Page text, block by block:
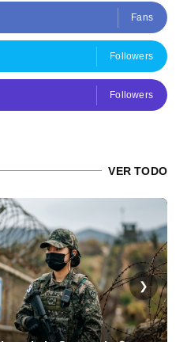
Fans
Followers
Followers
VER TODO
❯